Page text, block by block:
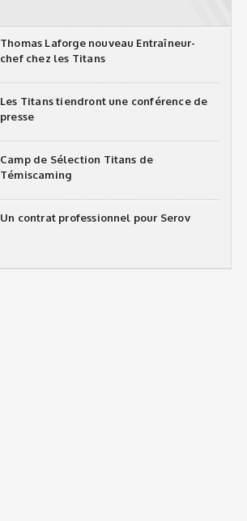
Thomas Laforge nouveau Entraîneur-
chef chez les Titans
Les Titans tiendront une conférence de
presse
Camp de Sélection Titans de
Témiscaming
Un contrat professionnel pour Serov